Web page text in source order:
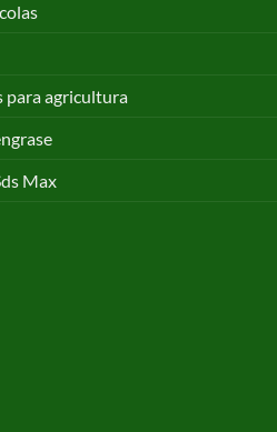
para agricultura
Max